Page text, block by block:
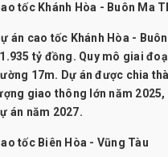
tốc Khánh Hòa - Buôn Ma
án cao tốc Khánh Hòa -
tỷ đồng. Quy mô giai
17m. Dự án được chia
giao thông lớn năm
án năm 2027.
tốc Biên Hòa - Vũng Tàu